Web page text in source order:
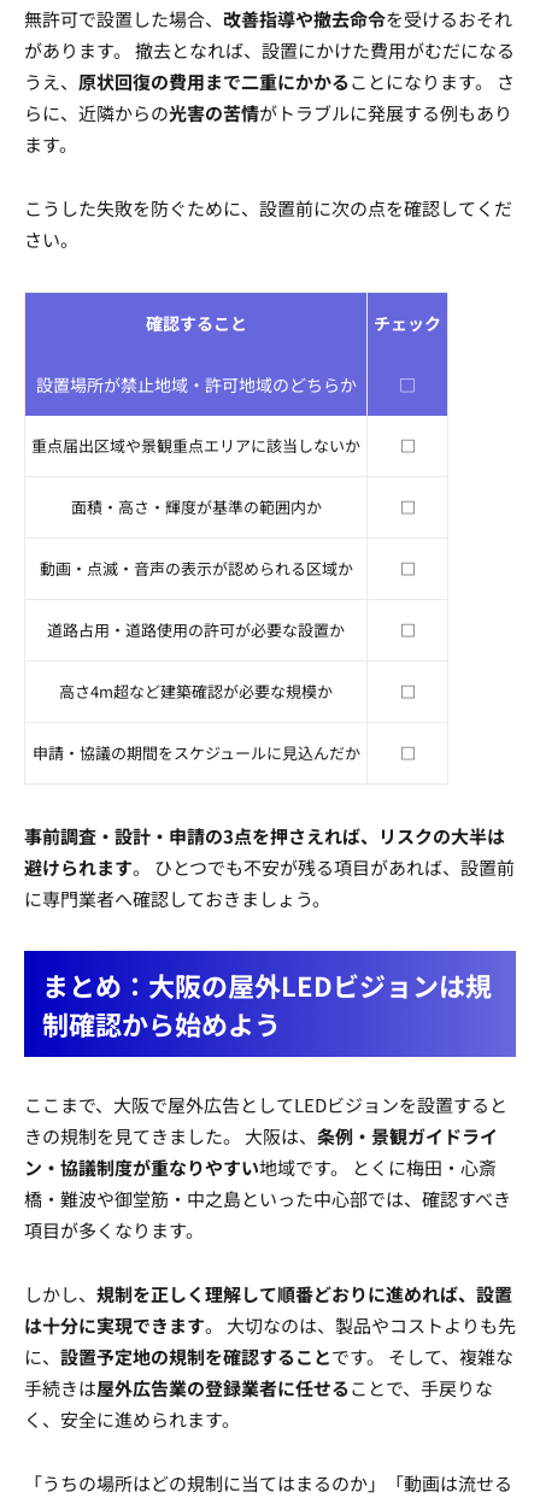
無許可で設置した場合、 改善指導や撤去命令を受けるおそれ
があります。 撤去となれば、設置にかけた費用がむだになる
うえ、 原状回復の費用まで二重にかかることになります。 さ
らに、近隣からの光害の苦情がトラブルに発展する例もあり
ます。
こうした失敗を防ぐために、設置前に次の点を確認してくだ
さい。
確認すること チェック
設置場所が禁止地域・許可地域のどちらか □
重点届出区域や景観重点エリアに該当しないか □
面積・高さ・輝度が基準の範囲内か □
動画・点滅・音声の表示が認められる区域か □
道路占用・道路使用の許可が必要な設置か □
高さ4m超など建築確認が必要な規模か □
申請・協議の期間をスケジュールに見込んだか □
事前調査・設計・申請の3点を押さえれば、リスクの大半は
避けられます。 ひとつでも不安が残る項目があれば、設置前
に専門業者へ確認しておきましょう。
まとめ：大阪の屋外LEDビジョンは規
制確認から始めよう
ここまで、大阪で屋外広告としてLEDビジョンを設置すると
きの規制を見てきました。 大阪は、 条例・景観ガイドライ
ン・協議制度が重なりやすい地域です。 とくに梅田・心斎
橋・難波や御堂筋・中之島といった中心部では、確認すべき
項目が多くなります。
しかし、 規制を正しく理解して順番どおりに進めれば、設置
は十分に実現できます。 大切なのは、製品やコストよりも先
に、 設置予定地の規制を確認することです。 そして、複雑な
手続きは屋外広告業の登録業者に任せることで、手戻りな
く、安全に進められます。
「うちの場所はどの規制に当てはまるのか」「動画は流せる